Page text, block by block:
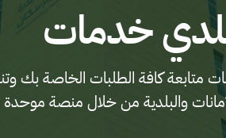
خدمات
كافة الطلبات الخاصة بك
الأمانات والبلدية من خلال منصة